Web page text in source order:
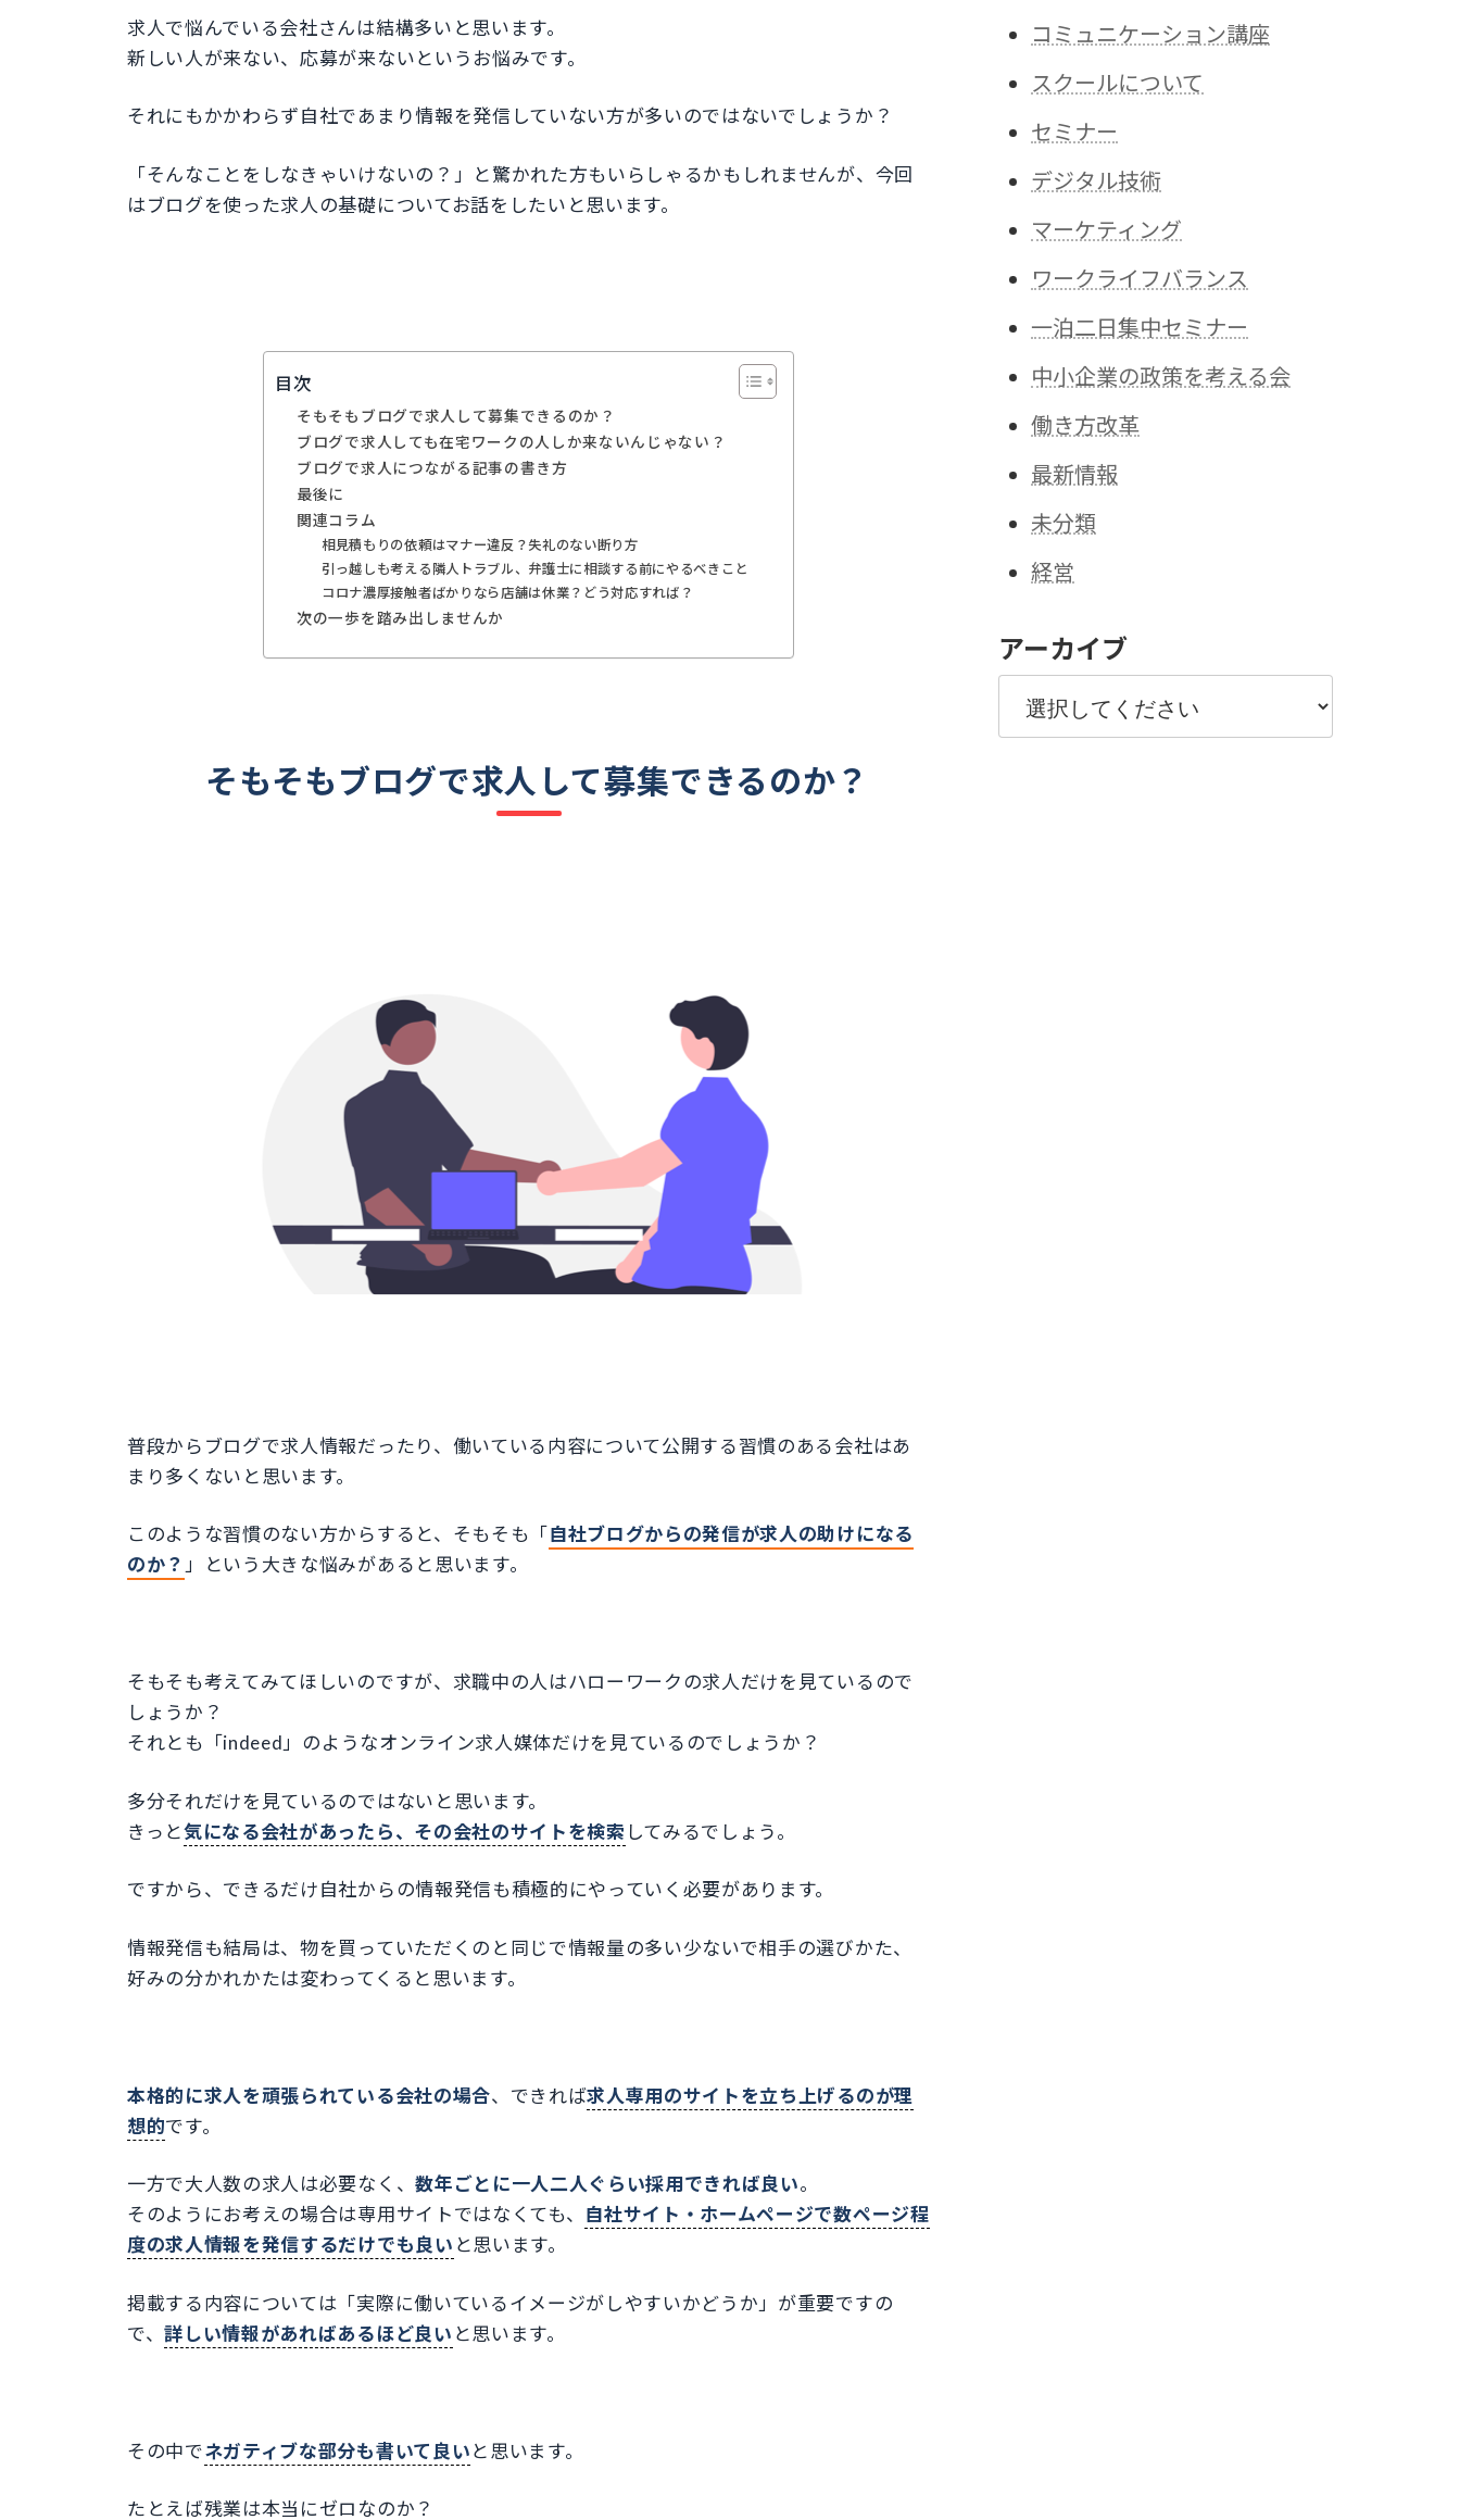
求人で悩んでいる会社さんは結構多いと思います。
新しい人が来ない、応募が来ないというお悩みです。
それにもかかわらず自社であまり情報を発信していない方が多いのではないでしょうか？
「そんなことをしなきゃいけないの？」と驚かれた方もいらしゃるかもしれませんが、今回
はブログを使った求人の基礎についてお話をしたいと思います。
目次
そもそもブログで求人して募集できるのか？
ブログで求人しても在宅ワークの人しか来ないんじゃない？
ブログで求人につながる記事の書き方
最後に
関連コラム
相見積もりの依頼はマナー違反？失礼のない断り方
引っ越しも考える隣人トラブル、弁護士に相談する前にやるべきこと
コロナ濃厚接触者ばかりなら店舗は休業？どう対応すれば？
次の一歩を踏み出しませんか
そもそもブログで求人して募集できるのか？
普段からブログで求人情報だったり、働いている内容について公開する習慣のある会社はあ
まり多くないと思います。
このような習慣のない方からすると、そもそも「自社ブログからの発信が求人の助けになる
のか？ 」という大きな悩みがあると思います。
そもそも考えてみてほしいのですが、求職中の人はハローワークの求人だけを見ているので
しょうか？
それとも「indeed」のようなオンライン求人媒体だけを見ているのでしょうか？
多分それだけを見ているのではないと思います。
きっと気になる会社があったら、その会社のサイトを検索 してみるでしょう。
ですから、できるだけ自社からの情報発信も積極的にやっていく必要があります。
情報発信も結局は、物を買っていただくのと同じで情報量の多い少ないで相手の選びかた、
好みの分かれかたは変わってくると思います。
本格的に求人を頑張られている会社の場合、できれば求人専用のサイトを立ち上げるのが理
想的です。
一方で大人数の求人は必要なく、数年ごとに一人二人ぐらい採用できれば良い。
そのようにお考えの場合は専用サイトではなくても、 自社サイト・ホームページで数ページ程
度の求人情報を発信するだけでも良い と思います。
掲載する内容については「実際に働いているイメージがしやすいかどうか」が重要ですの
で、詳しい情報があればあるほど良い と思います。
その中でネガティブな部分も書いて良いと思います。
たとえば残業は本当にゼロなのか？
コミュニケーション講座
スクールについて
セミナー
デジタル技術
マーケティング
ワークライフバランス
一泊二日集中セミナー
中小企業の政策を考える会
働き方改革
最新情報
未分類
経営
アーカイブ